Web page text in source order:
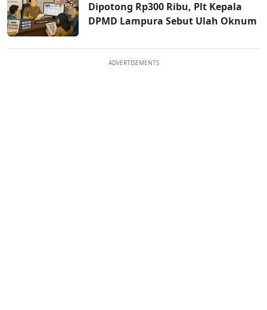
Dipotong Rp300 Ribu, Plt Kepala
DPMD Lampura Sebut Ulah Oknum
ADVERTISEMENTS